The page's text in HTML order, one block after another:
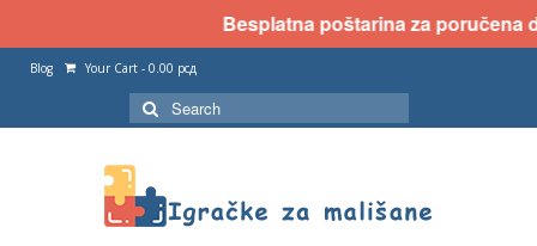
Besplatna poštarina za poručena
Blog Your Cart - 0.00 рсд
Search
for: